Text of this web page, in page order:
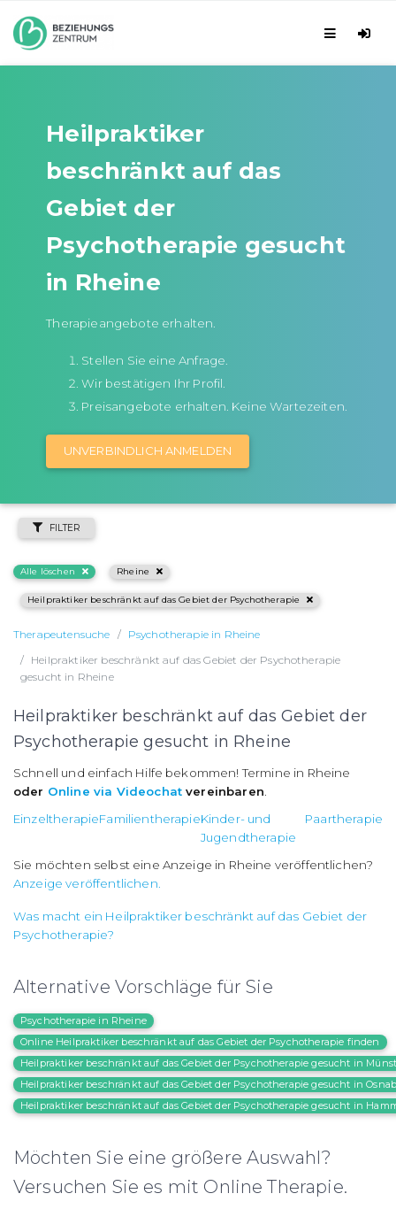
Heilpraktiker
beschränkt auf das
Gebiet der
Psychotherapie gesucht
in Rheine
Therapieangebote erhalten.
Stellen Sie eine Anfrage.
Wir bestätigen Ihr Profil.
Preisangebote erhalten. Keine Wartezeiten.
UNVERBINDLICH ANMELDEN
FILTER
Alle löschen Rheine
Heilpraktiker beschränkt auf das Gebiet der Psychotherapie
Therapeutensuche
Psychotherapie in Rheine
Heilpraktiker beschränkt auf das Gebiet der Psychotherapie
gesucht in Rheine
Heilpraktiker beschränkt auf das Gebiet der
Psychotherapie gesucht in Rheine
Schnell und einfach Hilfe bekommen! Termine in Rheine
oder Online via Videochat vereinbaren
EinzeltherapieFamilientherapieKinder- und
Jugendtherapie
Paartherapie
Sie möchten selbst eine Anzeige in Rheine veröffentlichen?
Anzeige veröffentlichen.
Was macht ein Heilpraktiker beschränkt auf das Gebiet der
Psychotherapie?
Alternative Vorschläge für Sie
Psychotherapie in Rheine
Online Heilpraktiker beschränkt auf das Gebiet der Psychotherapie finden
Heilpraktiker beschränkt auf das Gebiet der Psychotherapie gesucht in
Heilpraktiker beschränkt auf das Gebiet der Psychotherapie gesucht in
Heilpraktiker beschränkt auf das Gebiet der Psychotherapie gesucht in
Möchten Sie eine größere Auswahl?
Versuchen Sie es mit Online Therapie.